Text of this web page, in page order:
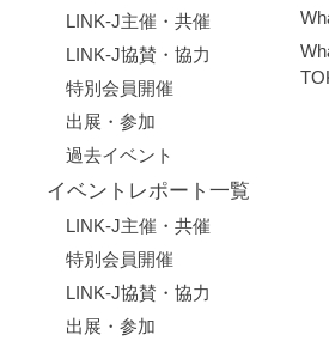
LINK-J主催・共催
LINK-J協賛・協力
特別会員開催
出展・参加
過去イベント
イベントレポート一覧
LINK-J主催・共催
特別会員開催
LINK-J協賛・協力
出展・参加